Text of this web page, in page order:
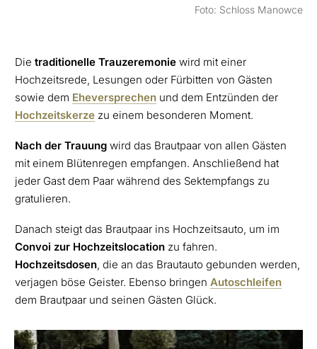
Foto: Schloss Manowce
Die traditionelle Trauzeremonie wird mit einer
Hochzeitsrede, Lesungen oder Fürbitten von Gästen
sowie dem Eheversprechen und dem Entzünden der
Hochzeitskerze zu einem besonderen Moment.
Nach der Trauung wird das Brautpaar von allen Gästen
mit einem Blütenregen empfangen. Anschließend hat
jeder Gast dem Paar während des Sektempfangs zu
gratulieren.
Danach steigt das Brautpaar ins Hochzeitsauto, um im
Convoi zur Hochzeitslocation zu fahren.
Hochzeitsdosen, die an das Brautauto gebunden werden,
verjagen böse Geister. Ebenso bringen Autoschleifen
dem Brautpaar und seinen Gästen Glück.